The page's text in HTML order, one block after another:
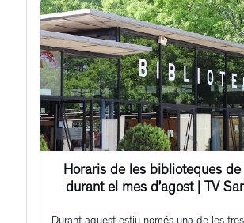
Horaris de les biblioteques
durant el mes d’agost | TV